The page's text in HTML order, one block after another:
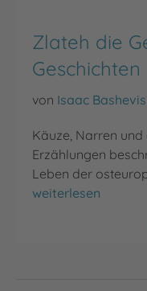
Zlateh die
Geschichten
von Isaac
Käuze, Narren und
Erzählungen
Leben der
Zlateh die Geiß
weiterlesen